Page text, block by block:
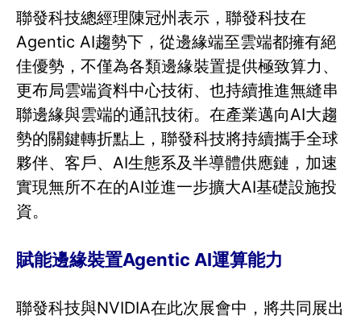
聯發科技總經理陳冠州表示，聯發科技在
Agentic AI趨勢下，從邊緣端至雲端都擁有絕
佳優勢，不僅為各類邊緣裝置提供極致算力、
更布局雲端資料中心技術、也持續推進無縫串
聯邊緣與雲端的通訊技術。在產業邁向AI大趨
勢的關鍵轉折點上，聯發科技將持續攜手全球
夥伴、客戶、AI生態系及半導體供應鏈，加速
實現無所不在的AI並進一步擴大AI基礎設施投
資。
賦能邊緣裝置Agentic AI運算能力
聯發科技與NVIDIA在此次展會中，將共同展出